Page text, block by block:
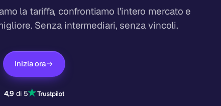
la tariffa, confrontiamo l'intero mercato e
Senza intermediari, senza vincoli.
Inizia ora
4,9 di 5